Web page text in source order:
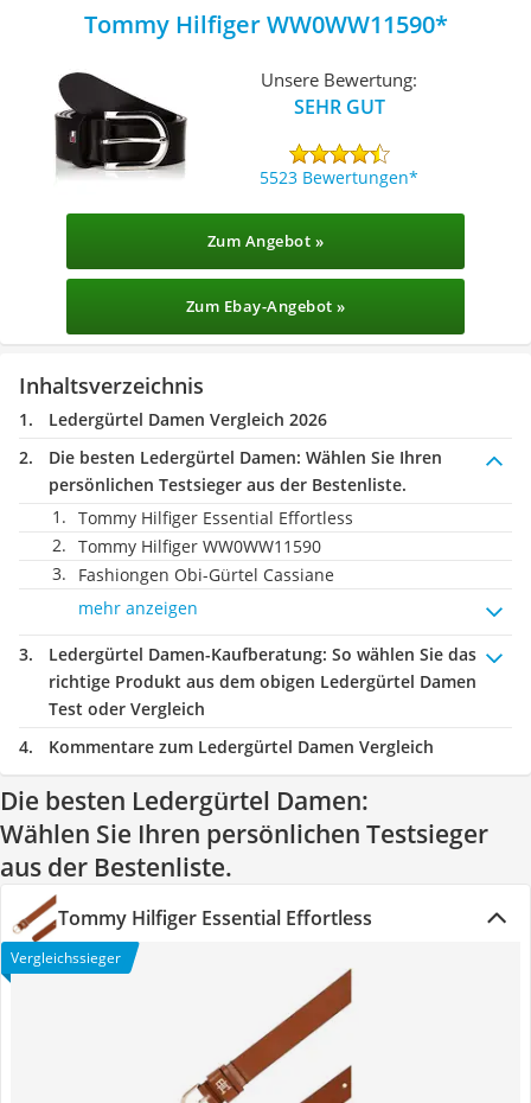
Tommy Hilfiger WW0WW11590
Unsere Bewertung:
SEHR GUT
5523 Bewertungen
Zum Angebot »
Zum Ebay-Angebot »
Inhaltsverzeichnis
Ledergürtel Damen Vergleich 2026
Die besten Ledergürtel Damen: Wählen Sie Ihren
persönlichen Testsieger aus der Bestenliste.
Tommy Hilfiger Essential Effortless
Tommy Hilfiger WW0WW11590
Fashiongen Obi-Gürtel Cassiane
mehr anzeigen
Ledergürtel Damen-Kaufberatung: So wählen Sie das
richtige Produkt aus dem obigen Ledergürtel Damen
Test oder Vergleich
Kommentare zum Ledergürtel Damen Vergleich
Die besten Ledergürtel Damen:
Wählen Sie Ihren persönlichen Testsieger
aus der Bestenliste.
Tommy Hilfiger Essential Effortless
Vergleichssieger